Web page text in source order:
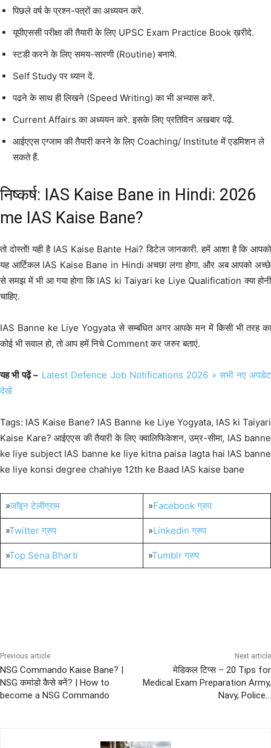
पिछले वर्ष के प्रश्न-पत्रों का अध्ययन करें.
यूपीएससी परीक्षा की तैयारी के लिए UPSC Exam Practice Book ख़रीदे.
स्टडी करने के लिए समय-सारणी (Routine) बनाये.
Self Study पर ध्यान दें.
पढने के साथ ही लिखने (Speed Writing) का भी अभ्यास करें.
Current Affairs का अध्ययन करे. इसके लिए प्रतिदिन अखबार पढ़ें.
आईएएस एग्जाम की तैयारी करने के लिए Coaching/ Institute में एडमिशन ले
सकते हैं.
निष्कर्ष: IAS Kaise Bane in Hindi: 2026
me IAS Kaise Bane?
तो दोस्तों! यही है IAS Kaise Bante Hai? डिटेल जानकारी. हमें आशा है कि आपको
यह आर्टिकल IAS Kaise Bane in Hindi अचछा लगा होगा. और अब आपको अच्छे
से समझ में भी आ गया होगा कि IAS ki Taiyari ke Liye Qualification क्या होनी
चाहिए.
IAS Banne ke Liye Yogyata से सम्बंधित अगर आपके मन में किसी भी तरह का
कोई भी सवाल हो, तो आप हमें निचे Comment कर जरुर बताएं.
यह भी पढ़ें – Latest Defence Job Notifications 2026 » सभी नए अपडेट
देखें
Tags: IAS Kaise Bane? IAS Banne ke Liye Yogyata, IAS ki Taiyari
Kaise Kare? आईएएस की तैयारी के लिए क्वालिफिकेशन, उम्र-सीमा, IAS banne
ke liye subject IAS banne ke liye kitna paisa lagta hai IAS banne
ke liye konsi degree chahiye 12th ke Baad IAS kaise bane
»जॉइन टेलीग्राम »Facebook ग्रुप
»Twitter ग्रुप »Linkedin ग्रुप
»Top Sena Bharti »Tumblr ग्रुप
Previous article
NSG Commando Kaise Bane? |
NSG कमांडो कैसे बनें? | How to
become a NSG Commando
Next article
मेडिकल टिप्स – 20 Tips for
Medical Exam Preparation Army,
Navy, Police…